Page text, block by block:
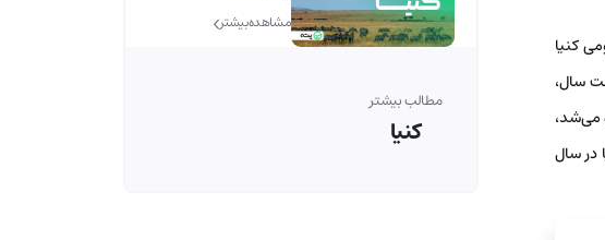
بومی کنیا
به مدت دویست سال،
می‌شد،
در سال
مشاهده بیشتر
مطالب بیشتر
کنیا